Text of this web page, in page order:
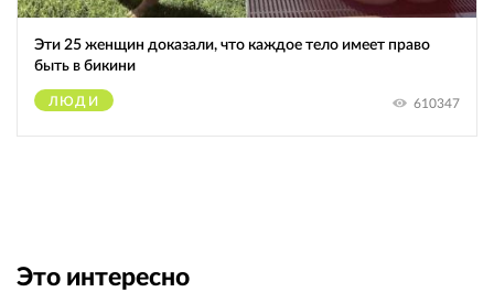
Эти 25 женщин доказали, что каждое тело имеет право
быть в бикини
ЛЮДИ 610347
Это интересно